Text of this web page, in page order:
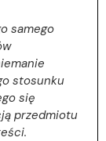
samego
stosunku
się
przedmiotu